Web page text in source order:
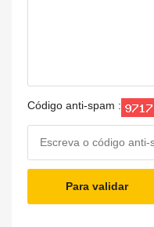
Código anti-spam :
Para validar